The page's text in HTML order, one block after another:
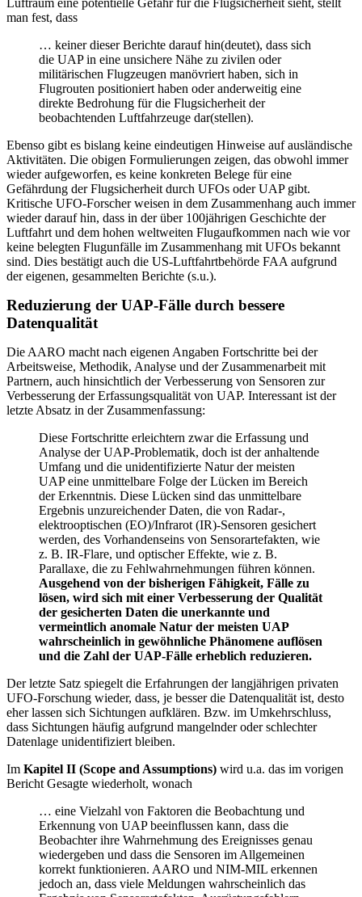
man fest, dass
… keiner dieser Berichte darauf hin(deutet), dass sich
die UAP in eine unsichere Nähe zu zivilen oder
militärischen Flugzeugen manövriert haben, sich in
Flugrouten positioniert haben oder anderweitig eine
direkte Bedrohung für die Flugsicherheit der
beobachtenden Luftfahrzeuge dar(stellen).
Ebenso gibt es bislang keine eindeutigen Hinweise auf ausländische
Aktivitäten. Die obigen Formulierungen zeigen, das obwohl immer
wieder aufgeworfen, es keine konkreten Belege für eine
Gefährdung der Flugsicherheit durch UFOs oder UAP gibt.
Kritische UFO-Forscher weisen in dem Zusammenhang auch immer
wieder darauf hin, dass in der über 100jährigen Geschichte der
Luftfahrt und dem hohen weltweiten Flugaufkommen nach wie vor
keine belegten Flugunfälle im Zusammenhang mit UFOs bekannt
sind. Dies bestätigt auch die US-Luftfahrtbehörde FAA aufgrund
der eigenen, gesammelten Berichte (s.u.).
Reduzierung der UAP-Fälle durch bessere
Datenqualität
Die AARO macht nach eigenen Angaben Fortschritte bei der
Arbeitsweise, Methodik, Analyse und der Zusammenarbeit mit
Partnern, auch hinsichtlich der Verbesserung von Sensoren zur
Verbesserung der Erfassungsqualität von UAP. Interessant ist der
letzte Absatz in der Zusammenfassung:
Diese Fortschritte erleichtern zwar die Erfassung und
Analyse der UAP-Problematik, doch ist der anhaltende
Umfang und die unidentifizierte Natur der meisten
UAP eine unmittelbare Folge der Lücken im Bereich
der Erkenntnis. Diese Lücken sind das unmittelbare
Ergebnis unzureichender Daten, die von Radar-,
elektrooptischen (EO)/Infrarot (IR)-Sensoren gesichert
werden, des Vorhandenseins von Sensorartefakten, wie
z. B. IR-Flare, und optischer Effekte, wie z. B.
Parallaxe, die zu Fehlwahrnehmungen führen können.
Ausgehend von der bisherigen Fähigkeit, Fälle zu
lösen, wird sich mit einer Verbesserung der Qualität
der gesicherten Daten die unerkannte und
vermeintlich anomale Natur der meisten UAP
wahrscheinlich in gewöhnliche Phänomene auflösen
und die Zahl der UAP-Fälle erheblich reduzieren.
Der letzte Satz spiegelt die Erfahrungen der langjährigen privaten
UFO-Forschung wieder, dass, je besser die Datenqualität ist, desto
eher lassen sich Sichtungen aufklären. Bzw. im Umkehrschluss,
dass Sichtungen häufig aufgrund mangelnder oder schlechter
Datenlage unidentifiziert bleiben.
Im Kapitel II (Scope and Assumptions) wird u.a. das im vorigen
Bericht Gesagte wiederholt, wonach
… eine Vielzahl von Faktoren die Beobachtung und
Erkennung von UAP beeinflussen kann, dass die
Beobachter ihre Wahrnehmung des Ereignisses genau
wiedergeben und dass die Sensoren im Allgemeinen
korrekt funktionieren. AARO und NIM-MIL erkennen
jedoch an, dass viele Meldungen wahrscheinlich das